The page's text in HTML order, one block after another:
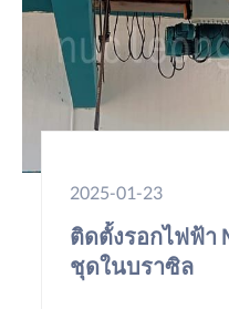
2025-01-23
ติดตั้งรอกไฟฟ้า
ชุดในบราซิล